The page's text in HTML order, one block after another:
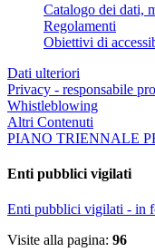
Catalogo dei dati,
Regolamenti
Obiettivi di
Dati ulteriori
Privacy - responsabile
Whistleblowing
Altri Contenuti
PIANO TRIENNALE
Enti pubblici vigilati
Enti pubblici vigilati - in
Visite alla pagina: 96